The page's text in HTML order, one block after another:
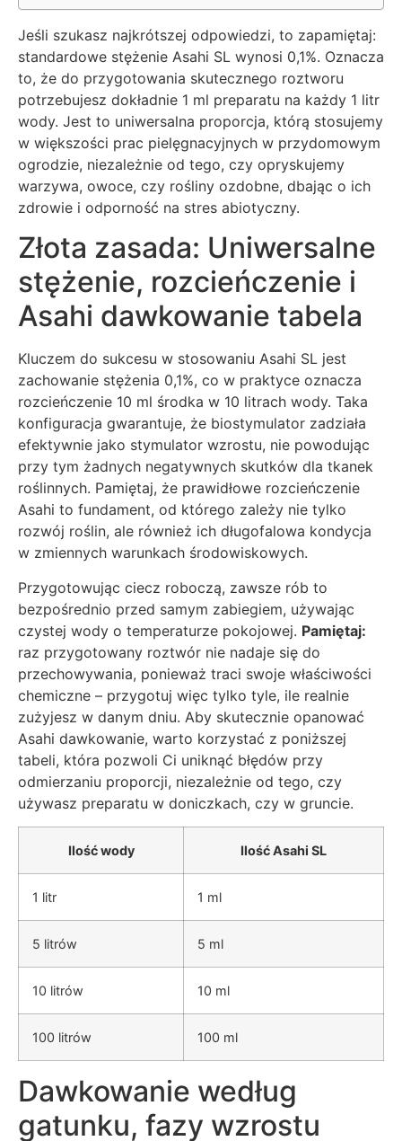
Jeśli szukasz najkrótszej odpowiedzi, to zapamiętaj:
standardowe stężenie Asahi SL wynosi 0,1%. Oznacza
to, że do przygotowania skutecznego roztworu
potrzebujesz dokładnie 1 ml preparatu na każdy 1 litr
wody. Jest to uniwersalna proporcja, którą stosujemy
w większości prac pielęgnacyjnych w przydomowym
ogrodzie, niezależnie od tego, czy opryskujemy
warzywa, owoce, czy rośliny ozdobne, dbając o ich
zdrowie i odporność na stres abiotyczny.
Złota zasada: Uniwersalne
stężenie, rozcieńczenie i
Asahi dawkowanie tabela
Kluczem do sukcesu w stosowaniu Asahi SL jest
zachowanie stężenia 0,1%, co w praktyce oznacza
rozcieńczenie 10 ml środka w 10 litrach wody. Taka
konfiguracja gwarantuje, że biostymulator zadziała
efektywnie jako stymulator wzrostu, nie powodując
przy tym żadnych negatywnych skutków dla tkanek
roślinnych. Pamiętaj, że prawidłowe rozcieńczenie
Asahi to fundament, od którego zależy nie tylko
rozwój roślin, ale również ich długofalowa kondycja
w zmiennych warunkach środowiskowych.
Przygotowując ciecz roboczą, zawsze rób to
bezpośrednio przed samym zabiegiem, używając
czystej wody o temperaturze pokojowej. Pamiętaj:
raz przygotowany roztwór nie nadaje się do
przechowywania, ponieważ traci swoje właściwości
chemiczne – przygotuj więc tylko tyle, ile realnie
zużyjesz w danym dniu. Aby skutecznie opanować
Asahi dawkowanie, warto korzystać z poniższej
tabeli, która pozwoli Ci uniknąć błędów przy
odmierzaniu proporcji, niezależnie od tego, czy
używasz preparatu w doniczkach, czy w gruncie.
Ilość wody Ilość Asahi SL
1 litr 1 ml
5 litrów 5 ml
10 litrów 10 ml
100 litrów 100 ml
Dawkowanie według
gatunku, fazy wzrostu